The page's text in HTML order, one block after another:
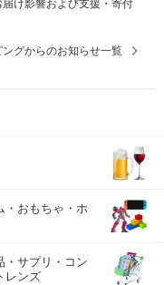
け影響および支援・寄付
ングからのお知らせ一覧
・おもちゃ・ホ
・サプリ・コン
レンズ